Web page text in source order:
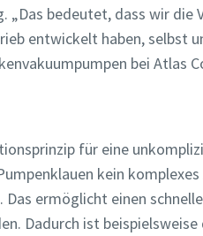
bedeutet, dass wir die
entwickelt haben, selbst
bei Atlas
für eine
kein
ermöglicht einen
Dadurch ist